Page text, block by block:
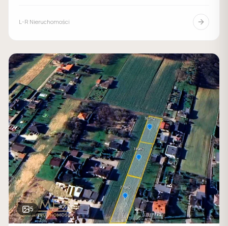
L-R Nieruchomości
5